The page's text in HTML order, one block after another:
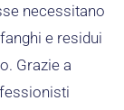
necessitano
e residui
Grazie a